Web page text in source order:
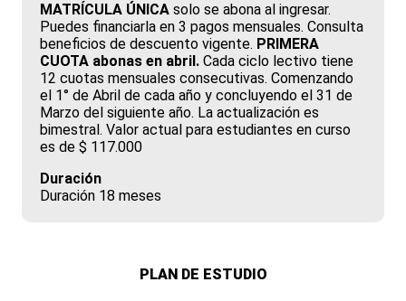
MATRÍCULA ÚNICA solo se abona al ingresar.
Puedes financiarla en 3 pagos mensuales. Consulta
beneficios de descuento vigente. PRIMERA
CUOTA abonas en abril. Cada ciclo lectivo tiene
12 cuotas mensuales consecutivas. Comenzando
el 1° de Abril de cada año y concluyendo el 31 de
Marzo del siguiente año. La actualización es
bimestral. Valor actual para estudiantes en curso
es de $ 117.000
Duración
Duración 18 meses
PLAN DE ESTUDIO